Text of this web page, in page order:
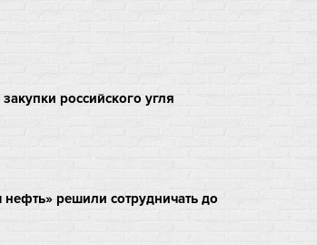
российского угля
решили сотрудничать до